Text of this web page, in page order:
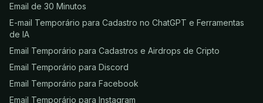
Email de 30 Minutos
E-mail Temporário para Cadastro no ChatGPT e Ferramentas
de IA
Email Temporário para Cadastros e Airdrops de Cripto
Email Temporário para Discord
Email Temporário para Facebook
Email Temporário para Instagram